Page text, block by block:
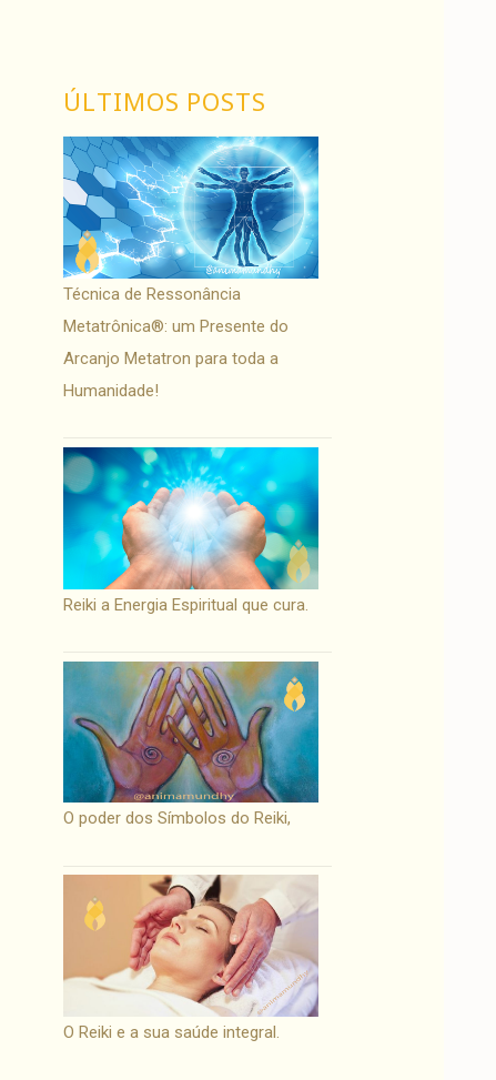
ÚLTIMOS POSTS
Técnica de Ressonância
Metatrônica®: um Presente do
Arcanjo Metatron para toda a
Humanidade!
Reiki a Energia Espiritual que cura.
O poder dos Símbolos do Reiki,
O Reiki e a sua saúde integral.